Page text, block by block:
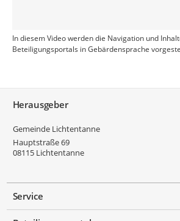
In diesem Video werden die Navigation und
Beteiligungsportals in Gebärdensprache
Herausgeber
Gemeinde Lichtentanne
Hauptstraße 69
08115 Lichtentanne
Service